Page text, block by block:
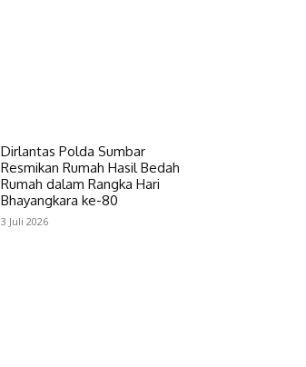
Dirlantas Polda Sumbar
Resmikan Rumah Hasil Bedah
Rumah dalam Rangka Hari
Bhayangkara ke-80
3 Juli 2026